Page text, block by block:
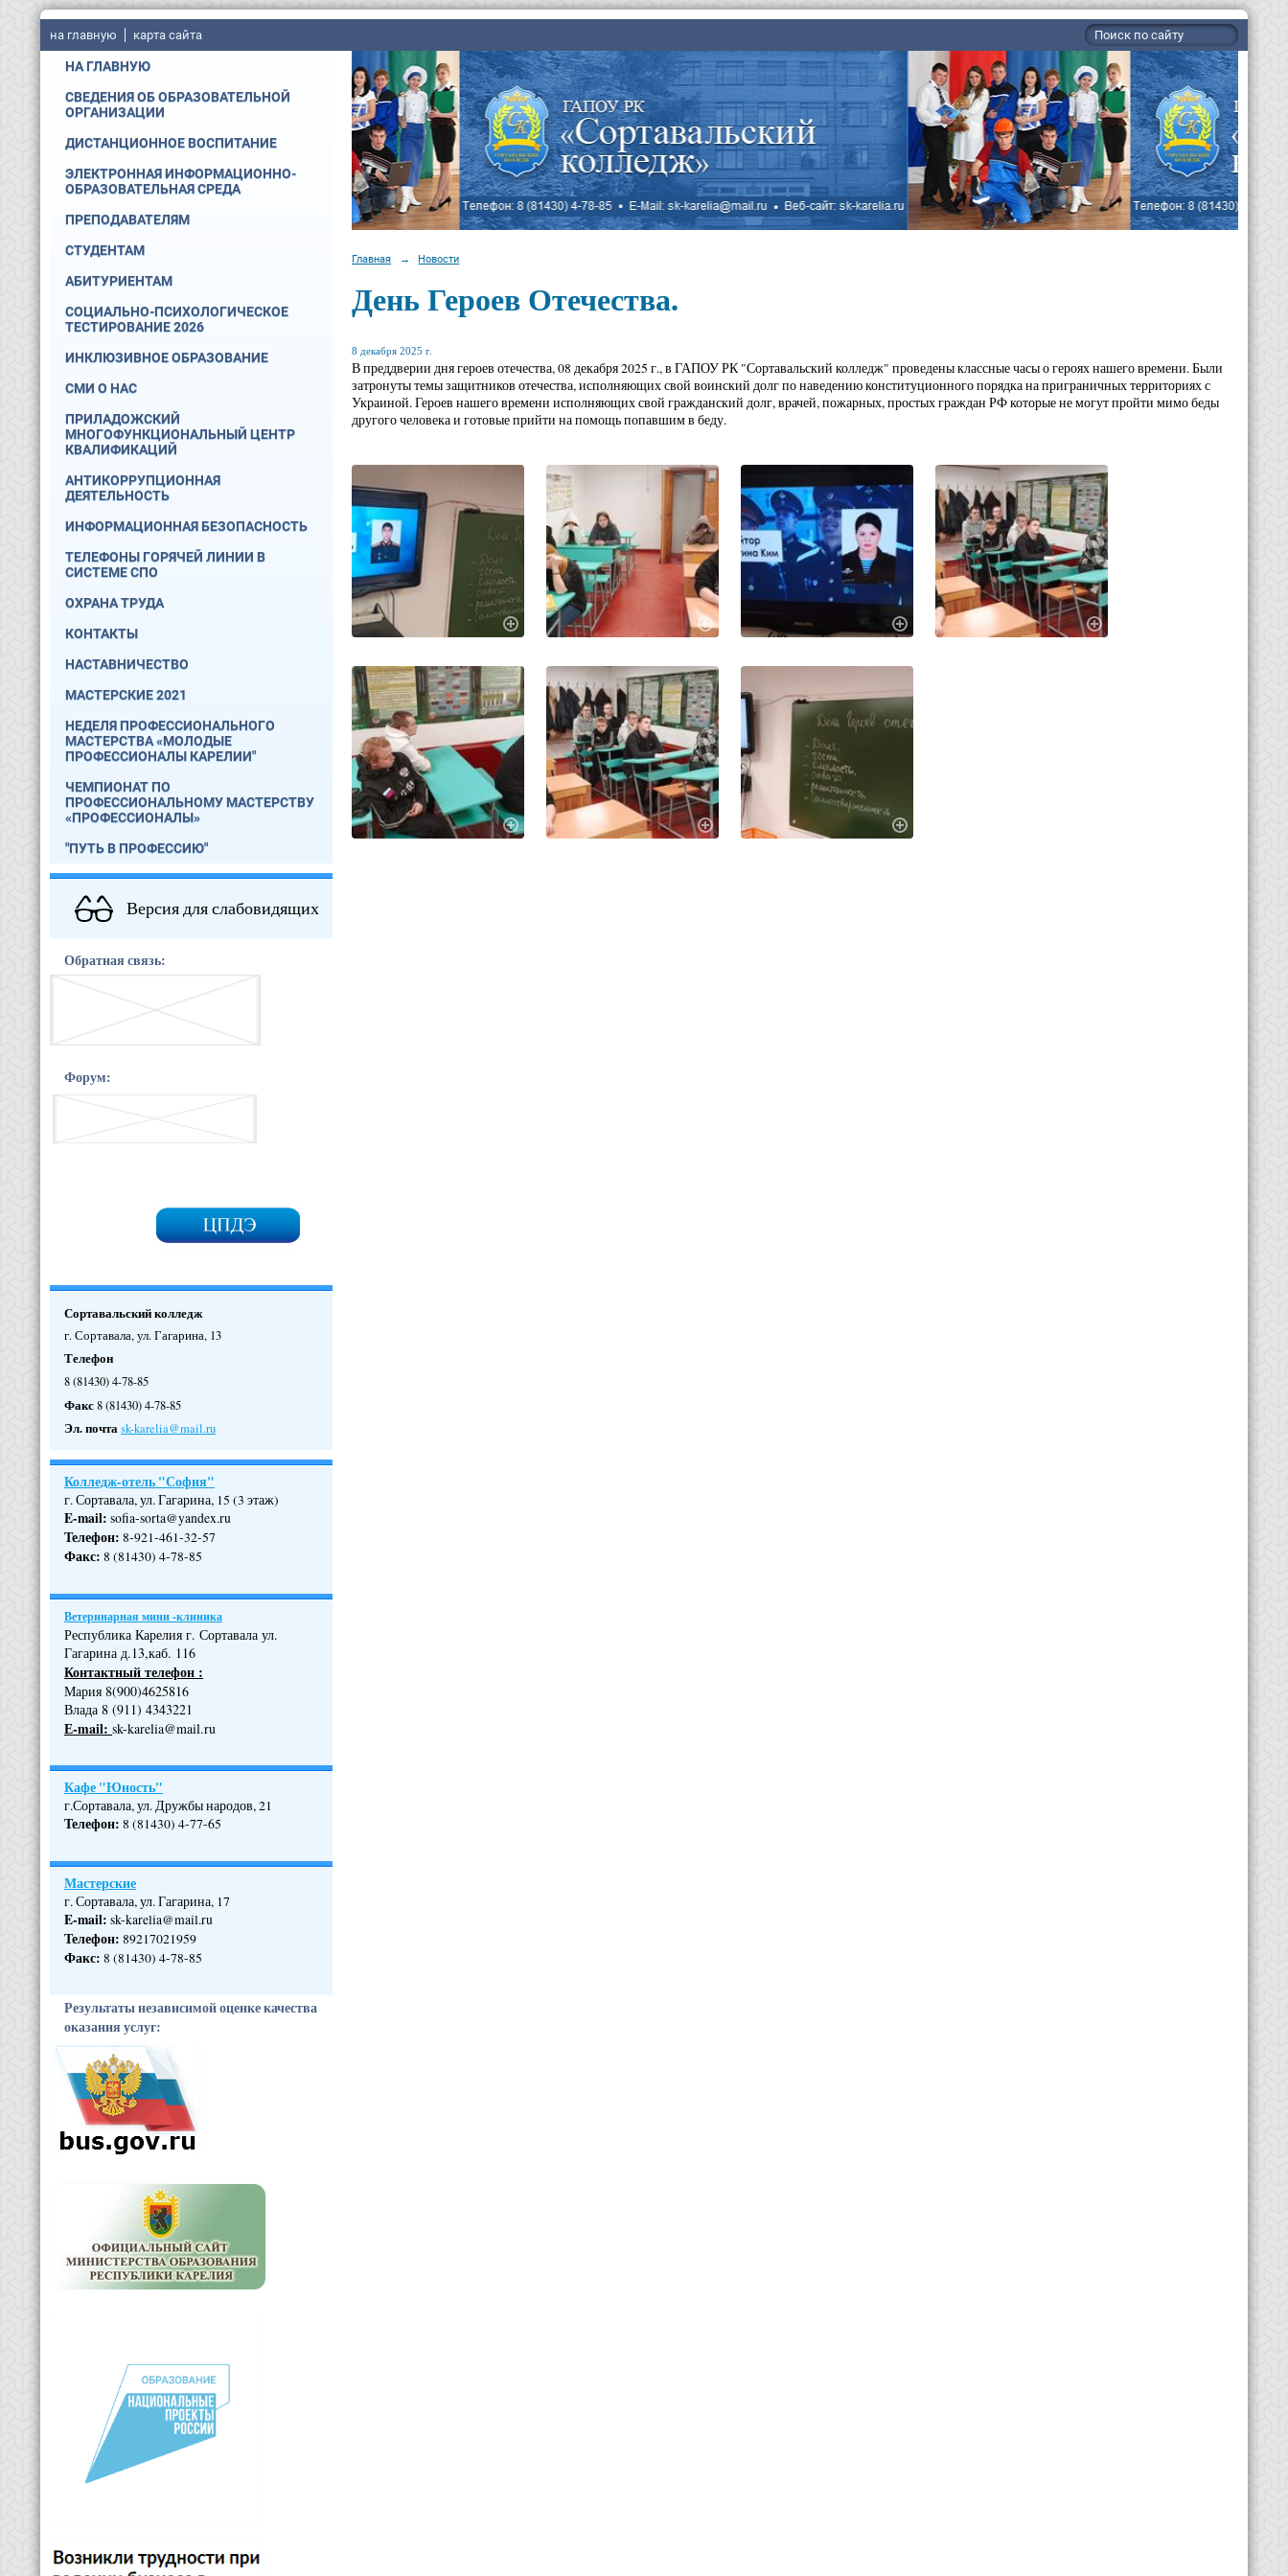
на главную карта сайта
НА ГЛАВНУЮ
СВЕДЕНИЯ ОБ ОБРАЗОВАТЕЛЬНОЙ
ОРГАНИЗАЦИИ
ДИСТАНЦИОННОЕ ВОСПИТАНИЕ
ЭЛЕКТРОННАЯ ИНФОРМАЦИОННО-
ОБРАЗОВАТЕЛЬНАЯ СРЕДА
ПРЕПОДАВАТЕЛЯМ
СТУДЕНТАМ
АБИТУРИЕНТАМ
СОЦИАЛЬНО-ПСИХОЛОГИЧЕСКОЕ
ТЕСТИРОВАНИЕ 2026
ИНКЛЮЗИВНОЕ ОБРАЗОВАНИЕ
СМИ О НАС
ПРИЛАДОЖСКИЙ
МНОГОФУНКЦИОНАЛЬНЫЙ ЦЕНТР
КВАЛИФИКАЦИЙ
АНТИКОРРУПЦИОННАЯ
ДЕЯТЕЛЬНОСТЬ
ИНФОРМАЦИОННАЯ БЕЗОПАСНОСТЬ
ТЕЛЕФОНЫ ГОРЯЧЕЙ ЛИНИИ В
СИСТЕМЕ СПО
ОХРАНА ТРУДА
КОНТАКТЫ
НАСТАВНИЧЕСТВО
МАСТЕРСКИЕ 2021
НЕДЕЛЯ ПРОФЕССИОНАЛЬНОГО
МАСТЕРСТВА «МОЛОДЫЕ
ПРОФЕССИОНАЛЫ КАРЕЛИИ"
ЧЕМПИОНАТ ПО
ПРОФЕССИОНАЛЬНОМУ МАСТЕРСТВУ
«ПРОФЕССИОНАЛЫ»
"ПУТЬ В ПРОФЕССИЮ"
Версия для слабовидящих
Обратная связь:
Форум:
Сортавальский колледж
г. Сортавала, ул. Гагарина, 13
Телефон
8 (81430) 4-78-85
Факс8 (81430) 4-78-85
Эл. почтаsk-karelia@mail.ru
Колледж-отель "София"
г. Сортавала, ул. Гагарина, 15 (3 этаж)
E-mail: sofia-sorta@yandex.ru
Телефон: 8-921-461-32-57
Факс: 8 (81430) 4-78-85
Ветеринарная мини -клиника
Республика Карелия г. Сортавала ул.
Гагарина д.13,каб. 116
Контактный телефон :
Мария 8(900)4625816
Влада 8 (911) 4343221
Е-mail: sk-karelia@mail.ru
Кафе "Юность"
г.Сортавала, ул. Дружбы народов, 21
Телефон: 8 (81430) 4-77-65
Мастерские
г. Сортавала, ул. Гагарина, 17
E-mail: sk-karelia@mail.ru
Телефон: 89217021959
Факс: 8 (81430) 4-78-85
Результаты независимой оценке качества
оказания услуг:
Главная → Новости
День Героев Отечества.
8 декабря 2025 г.
В преддверии дня героев отечества, 08 декабря 2025 г., в ГАПОУ РК "Сортавальский колледж" проведены классные часы о героях нашего времени. Были
затронуты темы защитников отечества, исполняющих свой воинский долг по наведению конституционного порядка на приграничных территориях с
Украиной. Героев нашего времени исполняющих свой гражданский долг, врачей, пожарных, простых граждан РФ которые не могут пройти мимо беды
другого человека и готовые прийти на помощь попавшим в беду.